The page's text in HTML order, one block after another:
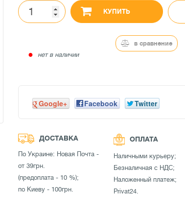
КУПИТЬ
● нет в наличии
в сравнение
Google+ Facebook Twitter
ДОСТАВКА
По Украине: Новая Почта -
от 39грн.
(предоплата - 10 %);
по Киеву - 100грн.
ОПЛАТА
Наличными курьеру;
Безналичная с НДС;
Наложенный платеж;
Privat24.